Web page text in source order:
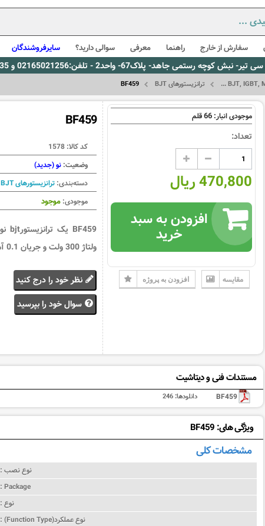
سفارش از خارج راهنما معرفی سوالی دارید؟ سایرفروشندگان
و 02165021235، پیام رسان بله: 09309563731 ساعت کاری 9 لغایت 16
BJT, IGBT, ترانزیستورهای BJT BF459
BF459
کد کالا: 1578
وضعیت: نو (جدید)
دسته‌بندی: ترانزیستورهای BJT
موجودی: موجود
ولتاژ 300 ولت و جریان 0.1 آمپر می باشد.
نظر خود را درج کنید
سوال خود را بپرسید
موجودی انبار:66قلم
تعداد:
470,800 ریال
افزودن به سبد
خرید
مقایسه افزودن به پروژه
مستندات فنی و دیتاشیت
BF459 دانلودها:246
ویژگی های: BF459
مشخصات کلی
نوع نصب :
Package :
نوع :
نوع عملکرد(Function Type) :